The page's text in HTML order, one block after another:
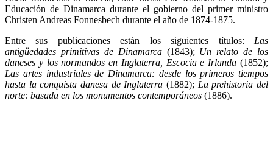
Educación de Dinamarca durante el gobierno del primer ministro
Christen Andreas Fonnesbech durante el año de 1874-1875.
Entre sus publicaciones están los siguientes títulos: Las
antigüedades primitivas de Dinamarca(1843); Un relato de los
daneses y los normandos en Inglaterra, Escocia e Irlanda (1852);
Las artes industriales de Dinamarca: desde los primeros tiempos
hasta la conquista danesa de Inglaterra (1882); La prehistoria del
norte: basada en los monumentos contemporáneos (1886).